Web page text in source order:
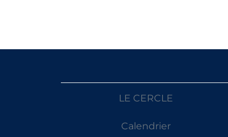
LE CERCLE
Calendrier